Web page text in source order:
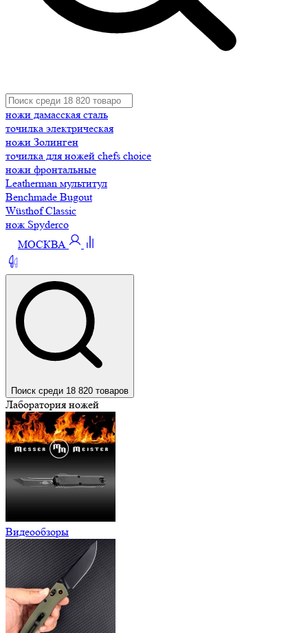
ножи дамасская сталь
точилка электрическая
ножи Золинген
точилка для ножей chefs choice
ножи фронтальные
Leatherman мультитул
Benchmade Bugout
Wüsthof Classic
нож Spyderco
МОСКВА
Поиск среди 18 820 товаров
Лаборатория ножей
Видеообзоры